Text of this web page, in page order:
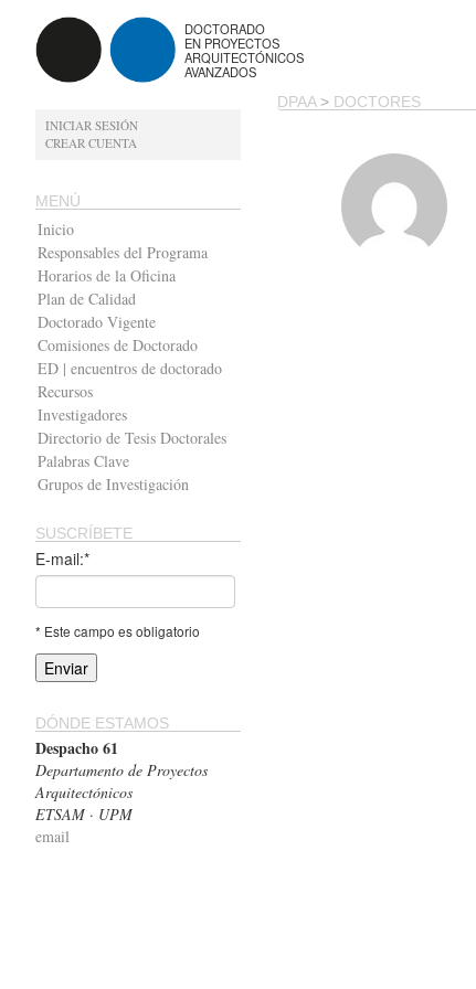
DOCTORADO
EN PROYECTOS
ARQUITECTÓNICOS
AVANZADOS
INICIAR SESIÓN
CREAR CUENTA
MENÚ
Inicio
Responsables del Programa
Horarios de la Oficina
Plan de Calidad
Doctorado Vigente
Comisiones de Doctorado
ED | encuentros de doctorado
Recursos
Investigadores
Directorio de Tesis Doctorales
Palabras Clave
Grupos de Investigación
SUSCRÍBETE
E-mail:*
* Este campo es obligatorio
DÓNDE ESTAMOS
Despacho 61
Departamento de Proyectos
Arquitectónicos
ETSAM · UPM
email
DPAA> DOCTORES